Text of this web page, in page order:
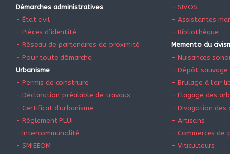
Démarches administratives
- État civil
- Pièces d’identité
- Réseau de partenaires de proximité
- Pour toute démarche
Urbanisme
- Permis de construire
- Déclaration préalable de travaux
- Certificat d'urbanisme
- Réglement PLUi
- Intercommunalité
- SMIEEOM
- SIVOS
- Assistantes
- Bibliothèque
Memento du
- Nuisances
- Dépôt sauvage
- Brulage à l'air
- Élagage des
- Divagation des
- Artisans
- Commerces de
- Viticulteurs